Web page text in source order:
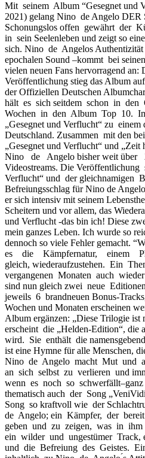
Mit seinem Album “Gesegnet und
2021) gelang Nino de Angelo DER
Schonungslos offen gewährt der
in sein Seelenleben und zeigt so
sich. Nino de Angelos
epochalen Sound –kommt bei
vielen neuen Fans hervorragend an:
Veröffentlichung stieg das Album
der Offiziellen Deutschen
hält es sich seitdem schon in den
Wochen in den Album Top 10.
„Gesegnet und Verflucht“ zu
Deutschland. Zusammen mit den
„Gesegnet und Verflucht“ und
Nino de Angelo bisher weit
Videostreams. Die Veröffentlichung
Verflucht“ und der gleichnamigen
Befreiungsschlag für Nino de
er sich intensiv mit seinem
Scheitern und vor allem, das
und Verflucht -das bin ich! Diese
mein ganzes Leben. Ich wurde so
dennoch so viele Fehler
es die Kämpfernatur, einem
gleich, wiederaufzustehen. Ein
vergangenen Monaten auch
sind nun gleich zwei neue
jeweils 6 brandneuen Bonus-
Wochen und Monaten erscheinen
Album ergänzen: „Diese Trilogie ist
erscheint die „Helden-Edition“, die
wird. Sie enthält die
ist eine Hymne für alle Menschen,
Nino de Angelo macht Mut und
an sich selbst zu verlieren und
wenn es noch so
thematisch auch der Song
Song so kraftvoll wie der
de Angelo; ein Kämpfer, der
geben und zu zeigen, was in ihm
ein wilder und ungestümer
und die Befreiung des Geistes.